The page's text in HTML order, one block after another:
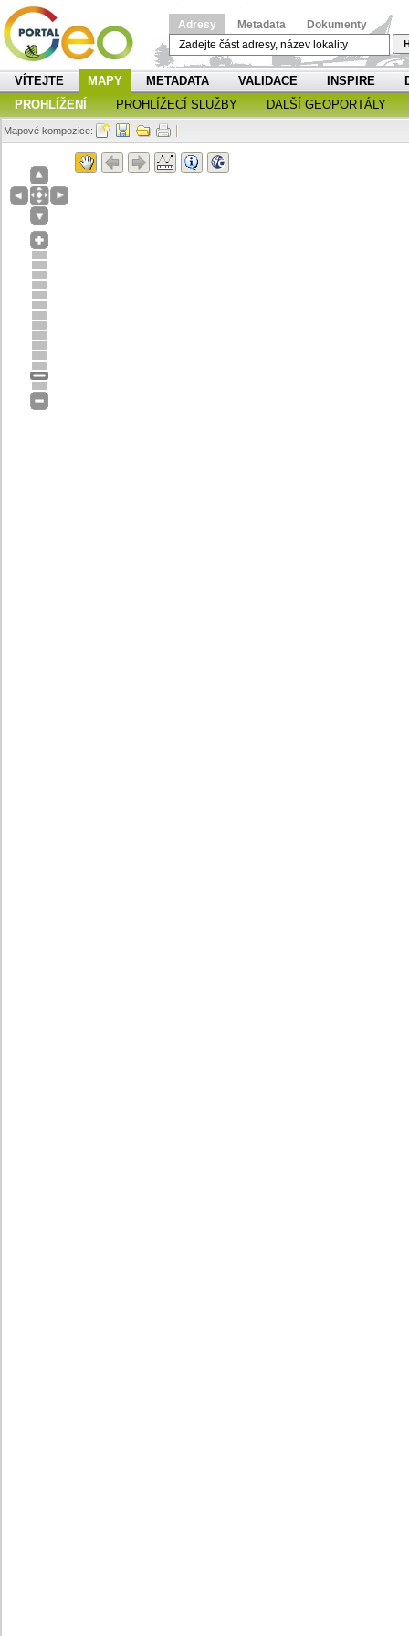
Adresy Metadata Dokumenty
VÍTEJTE MAPY METADATA VALIDACE INSPIRE
PROHLÍŽENÍ
PROHLÍŽECÍ SLUŽBY DALŠÍ GEOPORTÁLY
Mapové kompozice: